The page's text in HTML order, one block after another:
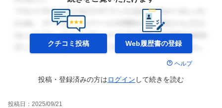
クチコミ投稿 Web履歴書の登録
ヘルプ
投稿・登録済みの方はログイン して続きを読む
投稿日： 2025/09/21